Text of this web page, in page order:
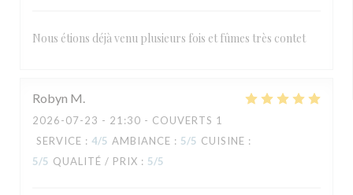
Nous étions déjà venu plusieurs fois et fûmes très contet
Robyn M
2026-07-23 - 21:30 - COUVERTS 1
SERVICE : 4/5 AMBIANCE : 5/5 CUISINE :
5/5 QUALITÉ / PRIX : 5/5